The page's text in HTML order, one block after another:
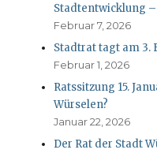
Stadtentwicklung –
Februar 7, 2026
Stadtrat tagt am 3.
Februar 1, 2026
Ratssitzung 15.
Würselen?
Januar 22, 2026
Der Rat der Stadt